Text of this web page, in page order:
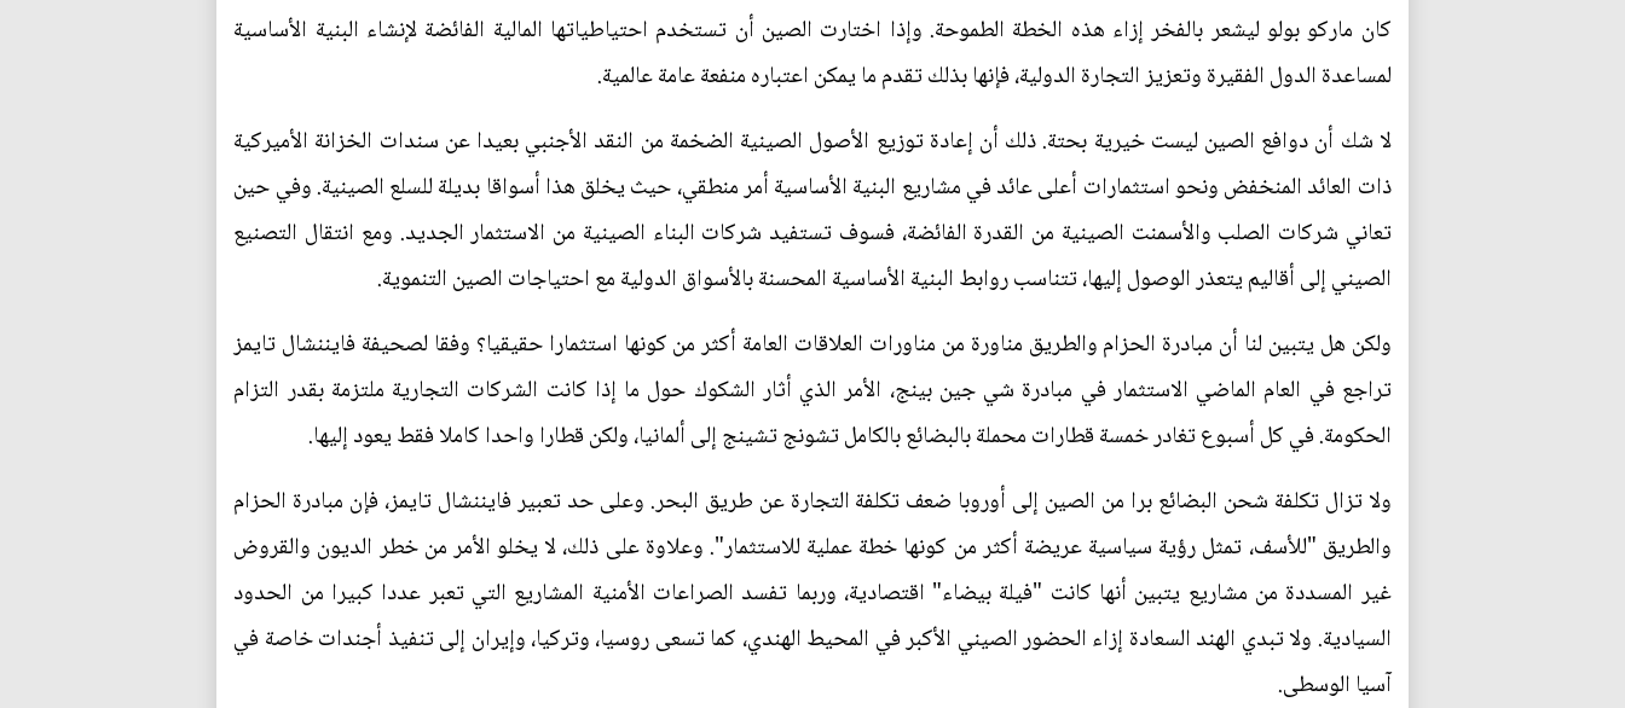
كان ماركو بولو ليشعر بالفخر إزاء هذه الخطة الطموحة. وإذا اختارت الصين أن تستخدم احتياطياتها المالية الفائضة لإنشاء البنية الأساسية
لمساعدة الدول الفقيرة وتعزيز التجارة الدولية، فإنها بذلك تقدم ما يمكن اعتباره منفعة عامة عالمية.
لا شك أن دوافع الصين ليست خيرية بحتة. ذلك أن إعادة توزيع الأصول الصينية الضخمة من النقد الأجنبي بعيدا عن سندات الخزانة الأميركية
ذات العائد المنخفض ونحو استثمارات أعلى عائد في مشاريع البنية الأساسية أمر منطقي، حيث يخلق هذا أسواقا بديلة للسلع الصينية. وفي حين
تعاني شركات الصلب والأسمنت الصينية من القدرة الفائضة، فسوف تستفيد شركات البناء الصينية من الاستثمار الجديد. ومع انتقال التصنيع
الصيني إلى أقاليم يتعذر الوصول إليها، تتناسب روابط البنية الأساسية المحسنة بالأسواق الدولية مع احتياجات الصين التنموية.
ولكن هل يتبين لنا أن مبادرة الحزام والطريق مناورة من مناورات العلاقات العامة أكثر من كونها استثمارا حقيقيا؟ وفقا لصحيفة فايننشال تايمز
تراجع في العام الماضي الاستثمار في مبادرة شي جين بينج، الأمر الذي أثار الشكوك حول ما إذا كانت الشركات التجارية ملتزمة بقدر التزام
الحكومة. في كل أسبوع تغادر خمسة قطارات محملة بالبضائع بالكامل تشونج تشينج إلى ألمانيا، ولكن قطارا واحدا كاملا فقط يعود إليها.
ولا تزال تكلفة شحن البضائع برا من الصين إلى أوروبا ضعف تكلفة التجارة عن طريق البحر. وعلى حد تعبير فايننشال تايمز، فإن مبادرة الحزام
والطريق "للأسف، تمثل رؤية سياسية عريضة أكثر من كونها خطة عملية للاستثمار". وعلاوة على ذلك، لا يخلو الأمر من خطر الديون والقروض
غير المسددة من مشاريع يتبين أنها كانت "فيلة بيضاء" اقتصادية، وربما تفسد الصراعات الأمنية المشاريع التي تعبر عددا كبيرا من الحدود
السيادية. ولا تبدي الهند السعادة إزاء الحضور الصيني الأكبر في المحيط الهندي، كما تسعى روسيا، وتركيا، وإيران إلى تنفيذ أجندات خاصة في
آسيا الوسطى.